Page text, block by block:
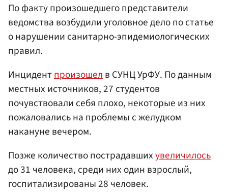
По факту произошедшего представители
ведомства возбудили уголовное дело по статье
о нарушении санитарно-эпидемиологических
правил.
Инцидентпроизошелв СУНЦ УрФУ. По данным
местных источников, 27 студентов
почувствовали себя плохо, некоторые из них
пожаловались на проблемы с желудком
накануне вечером.
Позже количество пострадавшихувеличилось
до 31 человека, среди них один взрослый,
госпитализированы 28 человек.